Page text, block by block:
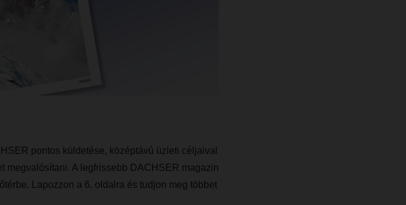
pontos küldetése, középtávú üzleti céljaival
megvalósítani. A legfrissebb DACHSER magazin
Lapozzon a 6. oldalra és tudjon meg többet